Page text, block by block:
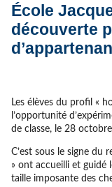
École
découverte
Les élèves du profil «
l’opportunité
de classe, le 28
C’est sous le signe du
» ont accueilli et guidé
taille imposante des